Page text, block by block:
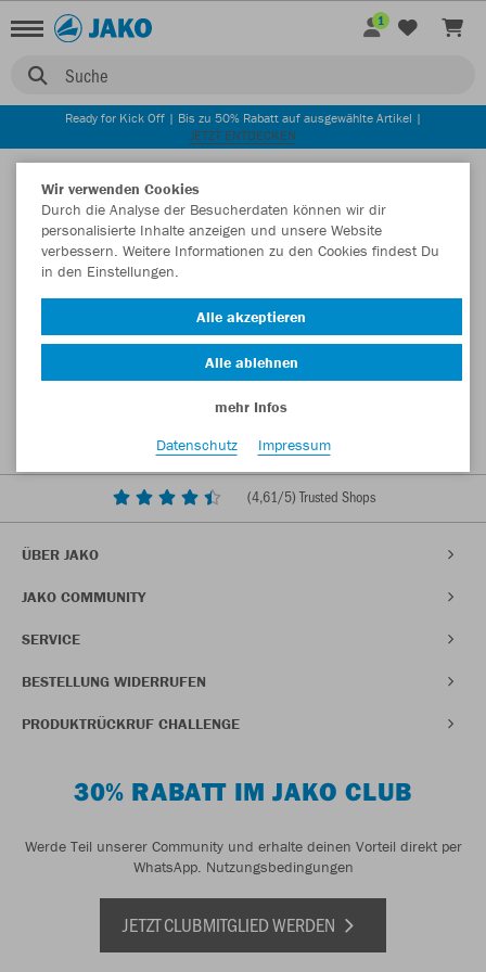
Suche
1
Ready for Kick Off | Bis zu 50% Rabatt auf ausgewählte Artikel |
JETZT ENTDECKEN
(4,61/5) Trusted Shops
ÜBER JAKO
JAKO COMMUNITY
SERVICE
BESTELLUNG WIDERRUFEN
PRODUKTRÜCKRUF CHALLENGE
30% RABATT IM JAKO CLUB
Werde Teil unserer Community und erhalte deinen Vorteil direkt per
WhatsApp. Nutzungsbedingungen
JETZT CLUBMITGLIED WERDEN
Wir verwenden Cookies
Durch die Analyse der Besucherdaten können wir dir
personalisierte Inhalte anzeigen und unsere Website
verbessern. Weitere Informationen zu den Cookies findest Du
in den Einstellungen.
Alle akzeptieren
Alle ablehnen
mehr Infos
Datenschutz
Impressum